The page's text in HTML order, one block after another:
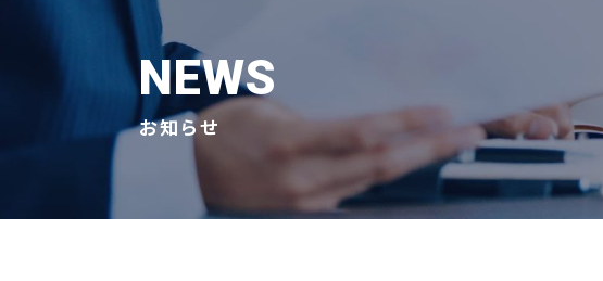
CONTACT
NEWS
お知らせ